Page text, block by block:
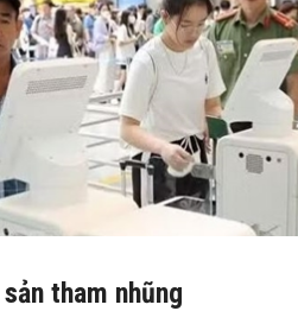
tham nhũng